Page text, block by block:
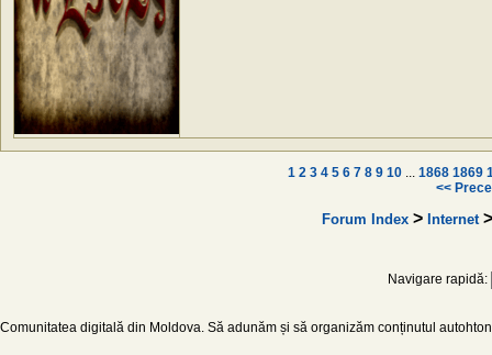
1 2 3 4 5 6 7 8 9 10... 1868 1869
<<
Forum Index> Internet
Navigare rapidă:
Comunitatea digitală din Moldova. Să adunăm și să organizăm conținutul